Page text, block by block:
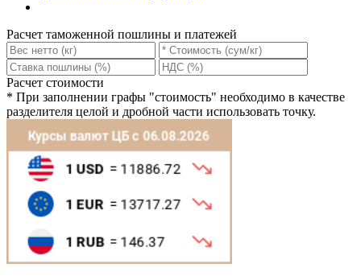
Расчет таможенной пошлины и платежей
Расчет стоимости
* При заполнении графы "стоимость" необходимо в качестве
разделителя целой и дробной части использовать точку.